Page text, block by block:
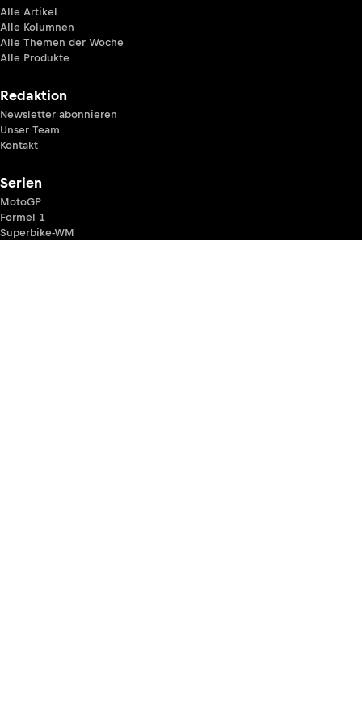
Alle Artikel
Alle Kolumnen
Alle Themen der Woche
Alle Produkte
Redaktion
Newsletter abonnieren
Unser Team
Kontakt
Serien
MotoGP
Formel 1
Superbike-WM